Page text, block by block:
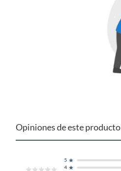
Opiniones de este producto
4
5